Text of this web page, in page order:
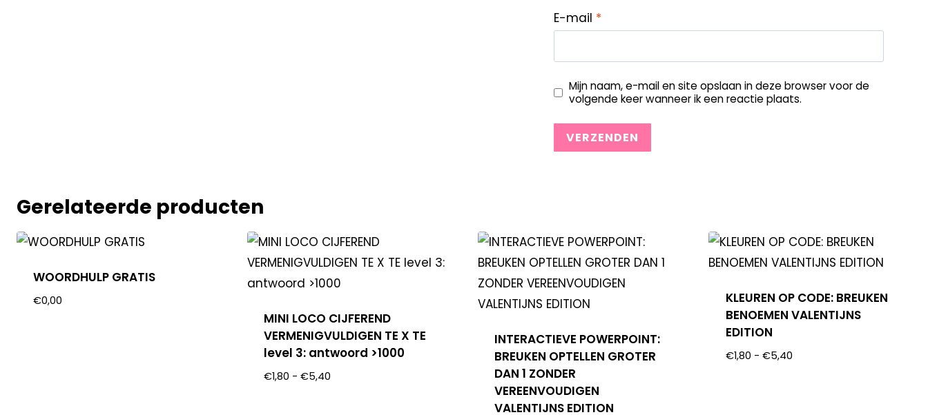
E-mail *
Mijn naam, e-mail en site opslaan in deze browser voor de
volgende keer wanneer ik een reactie plaats.
Gerelateerde producten
WOORDHULP GRATIS
€0,00
MINI LOCO CIJFEREND
VERMENIGVULDIGEN TE X TE
level 3: antwoord >1000
€1,80 - €5,40
INTERACTIEVE POWERPOINT:
BREUKEN OPTELLEN GROTER
DAN 1 ZONDER
VEREENVOUDIGEN
VALENTIJNS EDITION
KLEUREN OP CODE: BREUKEN
BENOEMEN VALENTIJNS
EDITION
€1,80 - €5,40